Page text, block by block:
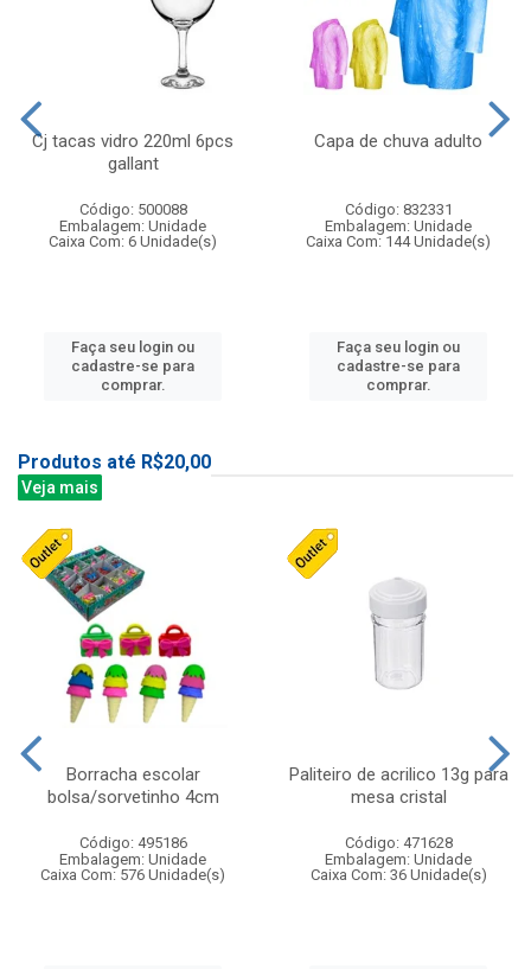
Cj tacas vidro 220ml 6pcs
gallant
Código: 500088
Embalagem: Unidade
Caixa Com: 6 Unidade(s)
Faça seu login ou
cadastre-se para
comprar.
Capa de chuva adulto
Código: 832331
Embalagem: Unidade
Caixa Com: 144 Unidade(s)
Faça seu login ou
cadastre-se para
comprar.
Produtos até R$20,00
Veja mais
Borracha escolar
bolsa/sorvetinho 4cm
Código: 495186
Embalagem: Unidade
Caixa Com: 576 Unidade(s)
Paliteiro de acrilico 13g para
mesa cristal
Código: 471628
Embalagem: Unidade
Caixa Com: 36 Unidade(s)